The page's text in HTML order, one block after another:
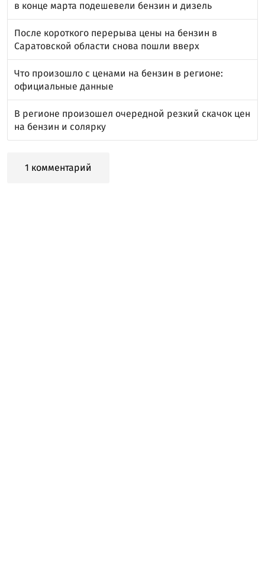
в конце марта подешевели бензин и дизель
После короткого перерыва цены на бензин в
Саратовской области снова пошли вверх
Что произошло с ценами на бензин в регионе:
официальные данные
В регионе произошел очередной резкий скачок цен
на бензин и солярку
1 комментарий